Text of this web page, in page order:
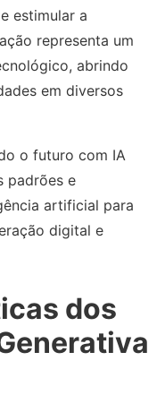
estimular a
representa um
abrindo
em diversos
o futuro com IA
padrões e
artificial para
digital e
dos